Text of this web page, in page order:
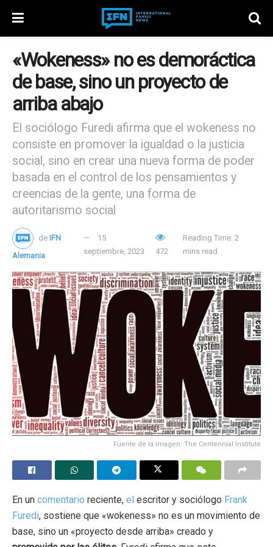
«Wokeness» no es demoráctica
de base, sino un proyecto de
arriba abajo
El sociólogo Furedi afirma que el wokeness no
consiste en promover la igualdad o la justicia
social, sino en crear una nueva forma de poder
basada en el control de los pensamientos y
creencias de la gente, una forma de
autoritarismo social
de IFN
Alemania
15
septiembre, 2023
472
Reading Time: 2
mins read
Fuente de la imagen: The Centennial Institute
En un comentario reciente, el escritor y sociólogo Frank
Furedi, sostiene que «wokeness» no es un movimiento de
base, sino un «proyecto desde arriba» creado y